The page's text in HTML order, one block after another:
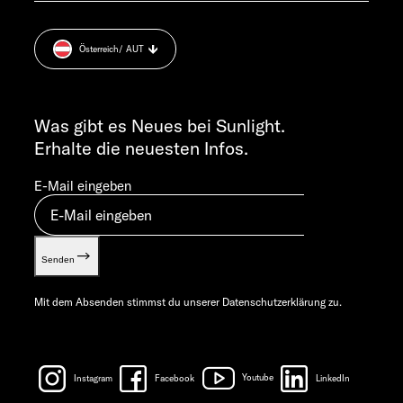
MO-DO 7:30 – 12:00 UND 13:00 – 16:00 UHR
FR 7:30 – 12:00 UHR
info@sunlight.de
Sicherheitshinweis
Cookie Consent
Was gibt es Neues bei Sunlight.
Erhalte die neuesten Infos.
E-Mail eingeben
Senden
Mit dem Absenden stimmst du unserer Datenschutzerklärung zu.
Instagram Facebook Youtube LinkedIn
Österreich/ AUT